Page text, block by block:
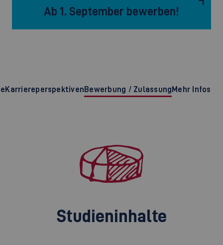
Ab 1. September bewerben!
Karriereperspektiven Bewerbung / Zulassung Mehr Infos
Studieninhalte